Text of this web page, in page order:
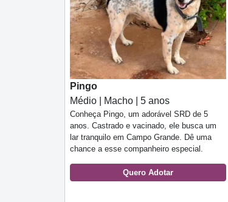
Pingo
Médio | Macho | 5 anos
Conheça Pingo, um adorável SRD de 5
anos. Castrado e vacinado, ele busca um
lar tranquilo em Campo Grande. Dê uma
chance a esse companheiro especial.
Quero Adotar